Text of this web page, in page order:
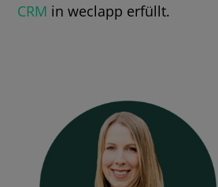
CRM in weclapp erfüllt.